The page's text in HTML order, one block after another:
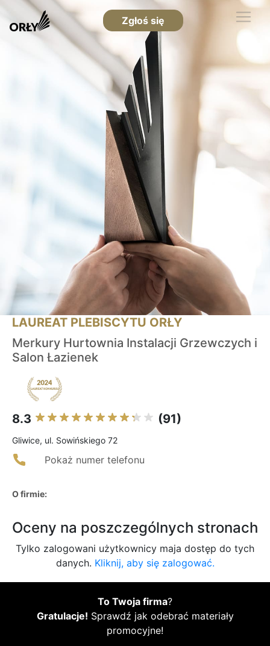
Zgłoś się
LAUREAT PLEBISCYTU ORŁY
Merkury Hurtownia Instalacji Grzewczych i
Salon Łazienek
8.3 (91)
Gliwice, ul. Sowińskiego 72
Pokaż numer telefonu
O firmie:
Oceny na poszczególnych stronach
Tylko zalogowani użytkownicy maja dostęp do tych
danych. Kliknij, aby się zalogować.
To Twoja firma?
Gratulacje! Sprawdź jak odebrać materiały
promocyjne!